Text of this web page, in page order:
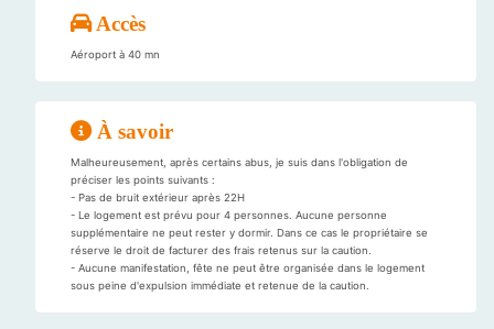
Accès
Aéroport à 40 mn
À savoir
Malheureusement, après certains abus, je suis dans l'obligation de
préciser les points suivants :
- Pas de bruit extérieur après 22H
- Le logement est prévu pour 4 personnes. Aucune personne
supplémentaire ne peut rester y dormir. Dans ce cas le propriétaire se
réserve le droit de facturer des frais retenus sur la caution.
- Aucune manifestation, fête ne peut être organisée dans le logement
sous peine d'expulsion immédiate et retenue de la caution.